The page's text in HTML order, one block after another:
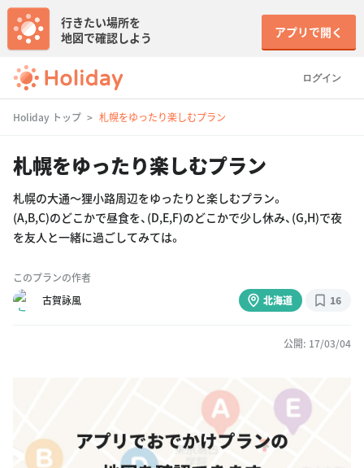
ログイン
行きたい場所を
地図で確認しよう
アプリで開く
Holiday トップ 札幌をゆったり楽しむプラン
札幌をゆったり楽しむプラン
札幌の大通〜狸小路周辺をゆったりと楽しむプラン。
(A,B,C)のどこかで昼食を、(D,E,F)のどこかで少し休み、(G,H)で夜
を友人と一緒に過ごしてみては。
このプランの作者
古賀詠風
北海道 16
公開: 17/03/04